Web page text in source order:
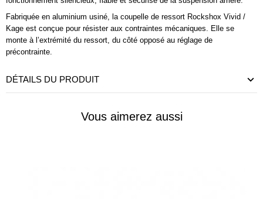
Fabriquée en aluminium usiné, la coupelle de ressort Rockshox Vivid /
Kage est conçue pour résister aux contraintes mécaniques. Elle se
monte à l’extrémité du ressort, du côté opposé au réglage de
précontrainte.
DÉTAILS DU PRODUIT
Vous aimerez aussi